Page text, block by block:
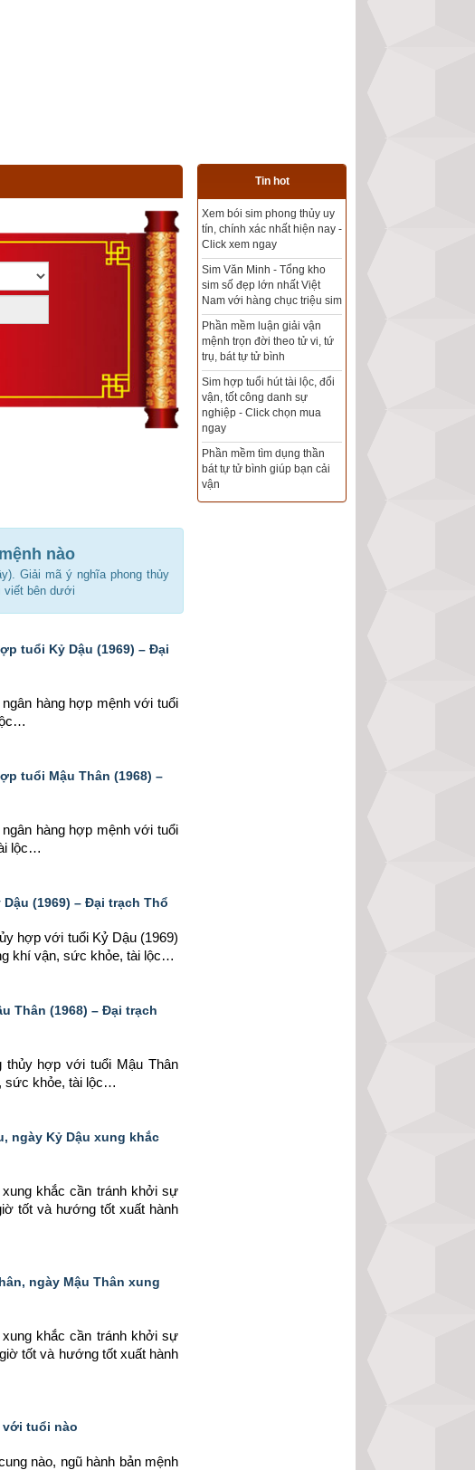
nào
Giải mã ý nghĩa phong thủy
viết bên dưới
tuổi Kỷ Dậu (1969) – Đại
hàng hợp mệnh với tuổi
tuổi Mậu Thân (1968) –
hàng hợp mệnh với tuổi
lộc…
(1969) – Đại trạch Thổ
hợp với tuổi Kỷ Dậu (1969)
khí vận, sức khỏe, tài lộc…
Thân (1968) – Đại trạch
thủy hợp với tuổi Mậu Thân
sức khỏe, tài lộc…
ngày Kỷ Dậu xung khắc
khắc cần tránh khởi sự
tốt và hướng tốt xuất hành
ngày Mậu Thân xung
khắc cần tránh khởi sự
giờ tốt và hướng tốt xuất hành
với tuổi nào
nào, ngũ hành bản mệnh
Tin hot
Tổng kho sim phong thủy -
Sim hợp tuổi - Sim hợp
Xem bói sim phong thủy
theo khoa học tử vi, tứ trụ
chính xác nhất
Mua sim Thần tài, Thần tài
theo bạn! Giao sim miễn phí
Xem ngày đẹp - chọn ngày
tốt khởi sự theo kinh dịch
chính xác nhất
Tổng Kho Sim Năm sinh 0x -
9x - 8x -7x -6x giá rẻ nhất thị
trường - Click xem ngay